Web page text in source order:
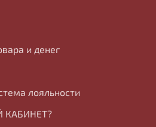
и денег
лояльности
КАБИНЕТ?